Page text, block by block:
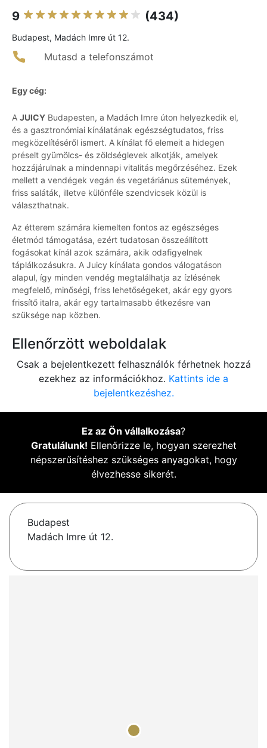
9 (434)
Budapest, Madách Imre út 12.
Mutasd a telefonszámot
Egy cég:
A JUICY Budapesten, a Madách Imre úton helyezkedik el,
és a gasztronómiai kínálatának egészségtudatos, friss
megközelítéséről ismert. A kínálat fő elemeit a hidegen
préselt gyümölcs- és zöldséglevek alkotják, amelyek
hozzájárulnak a mindennapi vitalitás megőrzéséhez. Ezek
mellett a vendégek vegán és vegetáriánus sütemények,
friss saláták, illetve különféle szendvicsek közül is
választhatnak.
Az étterem számára kiemelten fontos az egészséges
életmód támogatása, ezért tudatosan összeállított
fogásokat kínál azok számára, akik odafigyelnek
táplálkozásukra. A Juicy kínálata gondos válogatáson
alapul, így minden vendég megtalálhatja az ízlésének
megfelelő, minőségi, friss lehetőségeket, akár egy gyors
frissítő italra, akár egy tartalmasabb étkezésre van
szüksége nap közben.
Ellenőrzött weboldalak
Csak a bejelentkezett felhasználók férhetnek hozzá
ezekhez az információkhoz. Kattints ide a
bejelentkezéshez.
Ez az Ön vállalkozása?
Gratulálunk! Ellenőrizze le, hogyan szerezhet
népszerűsítéshez szükséges anyagokat, hogy
élvezhesse sikerét.
Budapest
Madách Imre út 12.